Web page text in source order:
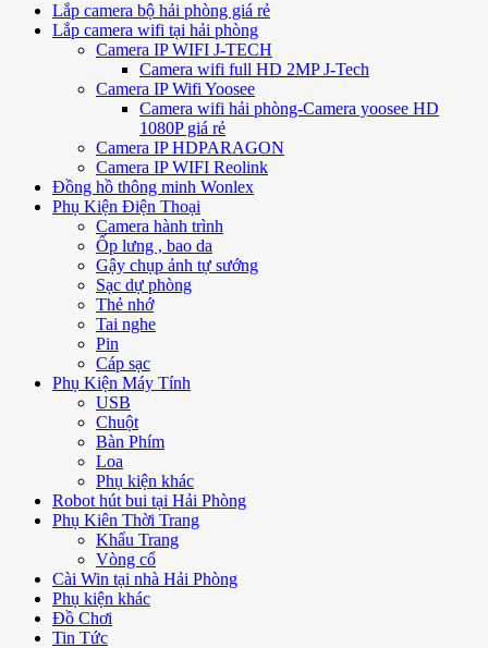
Lắp camera bộ hải phòng giá rẻ
Lắp camera wifi tại hải phòng
Camera IP WIFI J-TECH
Camera wifi full HD 2MP J-Tech
Camera IP Wifi Yoosee
Camera wifi hải phòng-Camera yoosee HD
1080P giá rẻ
Camera IP HDPARAGON
Camera IP WIFI Reolink
Đồng hồ thông minh Wonlex
Phụ Kiện Điện Thoại
Camera hành trình
Ốp lưng , bao da
Gậy chụp ảnh tự sướng
Sạc dự phòng
Thẻ nhớ
Tai nghe
Pin
Cáp sạc
Phụ Kiện Máy Tính
USB
Chuột
Bàn Phím
Loa
Phụ kiện khác
Robot hút bui tại Hải Phòng
Phụ Kiên Thời Trang
Khẩu Trang
Vòng cổ
Cài Win tại nhà Hải Phòng
Phụ kiện khác
Đồ Chơi
Tin Tức